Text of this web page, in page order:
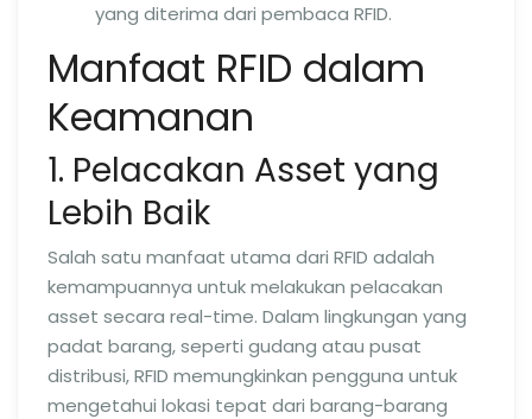
yang diterima dari pembaca RFID.
Manfaat RFID dalam
Keamanan
1. Pelacakan Asset yang
Lebih Baik
Salah satu manfaat utama dari RFID adalah
kemampuannya untuk melakukan pelacakan
asset secara real-time. Dalam lingkungan yang
padat barang, seperti gudang atau pusat
distribusi, RFID memungkinkan pengguna untuk
mengetahui lokasi tepat dari barang-barang